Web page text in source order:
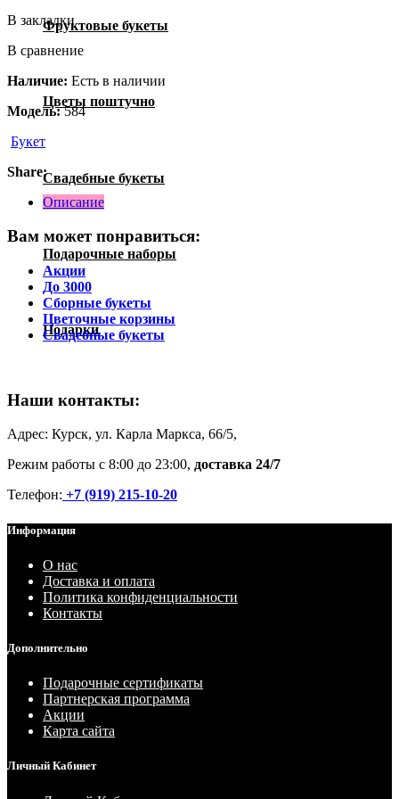
Фруктовые букеты
Цветы поштучно
Свадебные букеты
Подарочные наборы
Подарки
В закладки
В сравнение
Наличие: Есть в наличии
Модель:584
Букет
Share:
Описание
Вам может понравиться:
Акции
До 3000
Сборные букеты
Цветочные корзины
Свадебные букеты
Наши контакты:
Адрес: Курск, ул. Карла Маркса, 66/5,
Режим работы с 8:00 до 23:00, доставка 24/7
Телефон: +7 (919) 215-10-20
Информация
О нас
Доставка и оплата
Политика конфиденциальности
Контакты
Дополнительно
Подарочные сертификаты
Партнерская программа
Акции
Карта сайта
Личный Кабинет